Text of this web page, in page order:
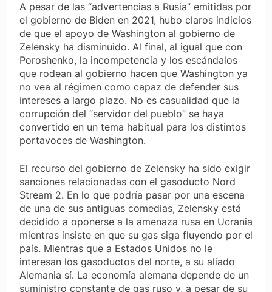
A pesar de las “advertencias a Rusia” emitidas por
el gobierno de Biden en 2021, hubo claros indicios
de que el apoyo de Washington al gobierno de
Zelensky ha disminuido. Al final, al igual que con
Poroshenko, la incompetencia y los escándalos
que rodean al gobierno hacen que Washington ya
no vea al régimen como capaz de defender sus
intereses a largo plazo. No es casualidad que la
corrupción del “servidor del pueblo” se haya
convertido en un tema habitual para los distintos
portavoces de Washington.
El recurso del gobierno de Zelensky ha sido exigir
sanciones relacionadas con el gasoducto Nord
Stream 2. En lo que podría pasar por una escena
de una de sus antiguas comedias, Zelensky está
decidido a oponerse a la amenaza rusa en Ucrania
mientras insiste en que su gas siga fluyendo por el
país. Mientras que a Estados Unidos no le
interesan los gasoductos del norte, a su aliado
Alemania sí. La economía alemana depende de un
suministro constante de gas ruso y, a pesar de su